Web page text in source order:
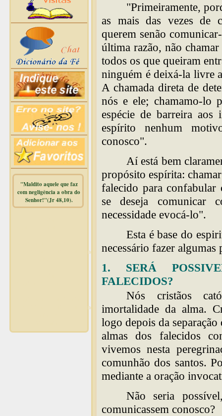
"Maldito aquele que faz
com negligência a obra do
Senhor!"(Jr 48,10).
/home/dicionar/public_html/online.php
/home/dicionar/public_html/online.php
"Primeiramente,
as mais das vezes de
querem senão
última razão, não
todos os que queiram
ninguém é deixá-la livre
A chamada direta de
nós e ele; chamamo-lo
espécie de barreira aos
espírito nenhum
conosco".
Aí está bem
propósito espírita:
falecido para
se deseja comunicar
necessidade evocá-lo".
Esta é base do
necessário fazer algumas
1. SERÁ
FALECIDOS?
Nós cristãos
imortalidade da alma.
logo depois da
almas dos falecidos
vivemos nesta
comunhão dos santos.
mediante a oração
Não seria
comunicassem conosco?